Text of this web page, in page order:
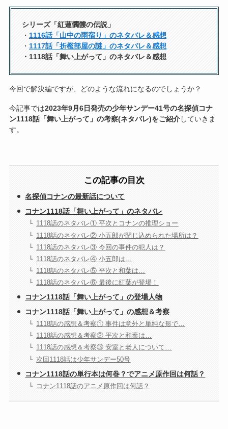
シリーズ「紅蓮髑髏の伝説」
・ 1116話「山中の雨宿り」のネタバレ＆感想
・ 1117話「折檻部屋の謎」のネタバレ＆感想
・1118話「舞い上がって」のネタバレ＆感想
今回で解決編ですが、どのような流れになるのでしょうか？
今記事では2023年9月6日発売の少年サンデー41号の名探偵コナ
ン1118話「舞い上がって」の考察(ネタバレ)をご紹介していきま
す。
この記事の目次
名探偵コナンの最新話について
コナン1118話「舞い上がって」のネタバレ
1118話のネタバレ① 平次とコナンの推理ショー
1118話のネタバレ② 小五郎が閉じ込められた場所は？
1118話のネタバレ③ 今回の事件の犯人は？
1118話のネタバレ④ 小五郎は…
1118話のネタバレ⑤ 平次と和葉は…
1118話のネタバレ⑥ 最後に紅葉が登場！
コナン1118話「舞い上がって」の登場人物
コナン1118話「舞い上がって」の感想＆考察
1118話の感想＆考察① 事件は意外と単純な形で…
1118話の感想＆考察② 平次と和葉は…
1118話の感想＆考察③ 安室と老人について…
次回1118話は少年サンデー50号
コナン1118話の単行本は何巻？でアニメ原作回は何話？
コナン1118話のアニメ原作回は何話？